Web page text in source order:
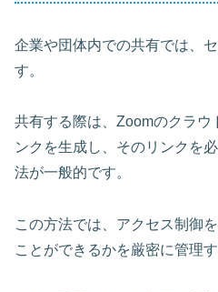
企業や団体内での共有では、
す。
共有する際は、Zoomのクラウ
ンクを生成し、そのリンクを
法が一般的です。
この方法では、アクセス制御
ことができるかを厳密に管理